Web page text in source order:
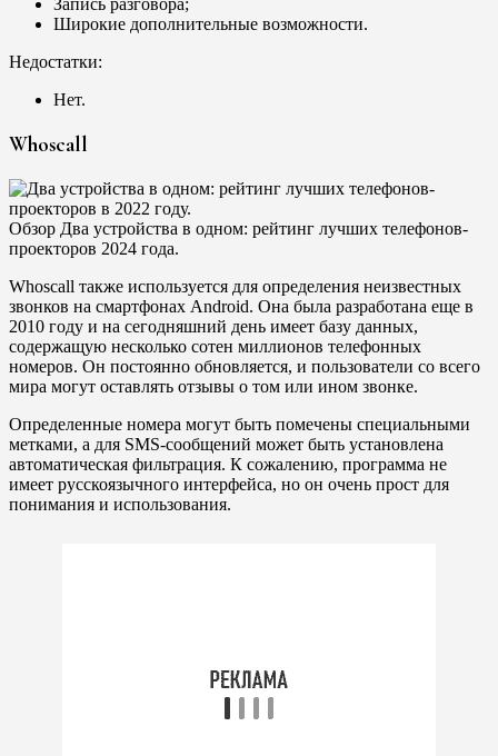
Запись разговора;
Широкие дополнительные возможности.
Недостатки:
Нет.
Whoscall
Обзор Два устройства в одном: рейтинг лучших телефонов-
проекторов 2024 года.
Whoscall также используется для определения неизвестных
звонков на смартфонах Android. Она была разработана еще в
2010 году и на сегодняшний день имеет базу данных,
содержащую несколько сотен миллионов телефонных
номеров. Он постоянно обновляется, и пользователи со всего
мира могут оставлять отзывы о том или ином звонке.
Определенные номера могут быть помечены специальными
метками, а для SMS-сообщений может быть установлена
автоматическая фильтрация. К сожалению, программа не
имеет русскоязычного интерфейса, но он очень прост для
понимания и использования.